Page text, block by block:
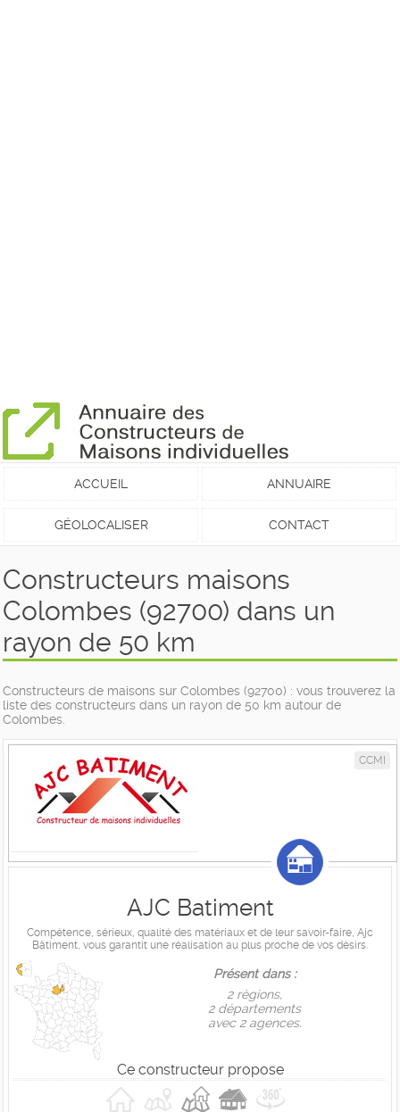
ACCUEIL ANNUAIRE
GÉOLOCALISER CONTACT
Constructeurs maisons
Colombes (92700) dans un
rayon de 50 km
Constructeurs de maisons sur Colombes (92700) : vous trouverez la
liste des constructeurs dans un rayon de 50 km autour de
Colombes.
CCMI
AJC Batiment
Compétence, sérieux, qualité des matériaux et de leur savoir-faire, Ajc
Bâtiment, vous garantit une réalisation au plus proche de vos désirs.
Présent dans :
2 règions,
2 départements
avec 2 agences.
Ce constructeur propose